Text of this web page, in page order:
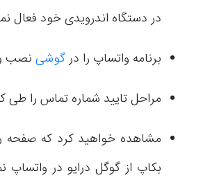
در دستگاه اندرویدی خود فعال
برنامه واتساپ را درگوشی نصب و
مراحل تایید شماره تماس را طی
مشاهده خواهید کرد که صفحه
بکاپ از گوگل درایو در واتساپ